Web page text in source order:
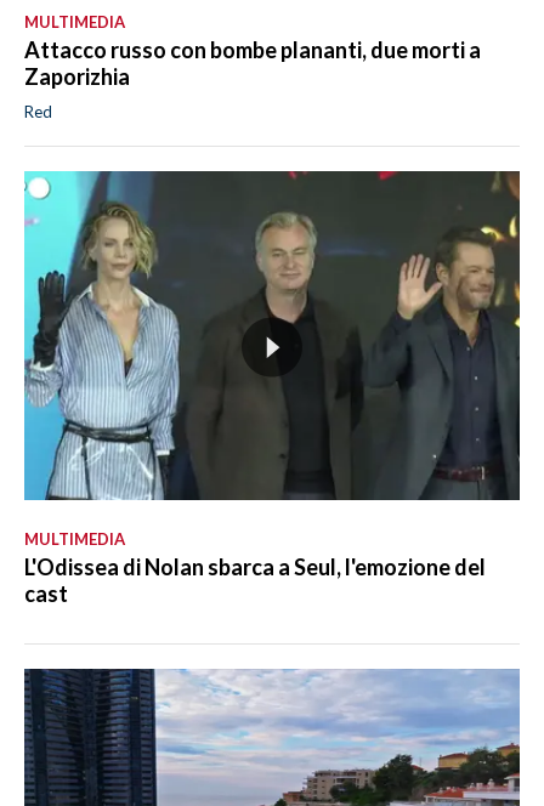
MULTIMEDIA
Attacco russo con bombe plananti, due morti a
Zaporizhia
Red
MULTIMEDIA
L'Odissea di Nolan sbarca a Seul, l'emozione del
cast